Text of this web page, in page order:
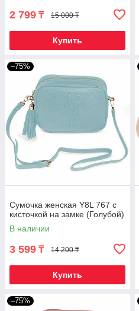
2 799 ₸ 15 000 ₸
Купить
–75%
Сумочка женская Y8L 767 с
кисточкой на замке (Голубой)
В наличии
3 599 ₸ 14 200 ₸
Купить
–75%